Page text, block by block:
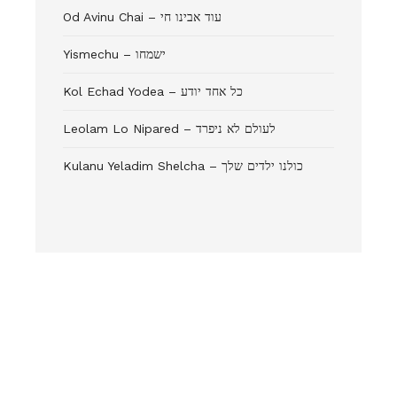
Od Avinu Chai – עוד אבינו חי
Yismechu – ישמחו
Kol Echad Yodea – כל אחד יודע
Leolam Lo Nipared – לעולם לא ניפרד
Kulanu Yeladim Shelcha – כולנו ילדים שלך